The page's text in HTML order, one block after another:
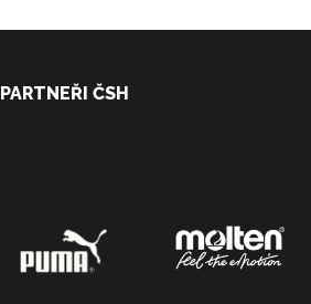
PARTNEŘI ČSH